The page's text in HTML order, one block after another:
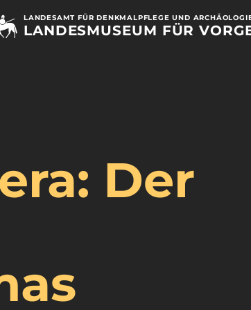
LANDESAMT FÜR DENKMALPFLEGE UND
LANDESMUSEUM FÜR
Der